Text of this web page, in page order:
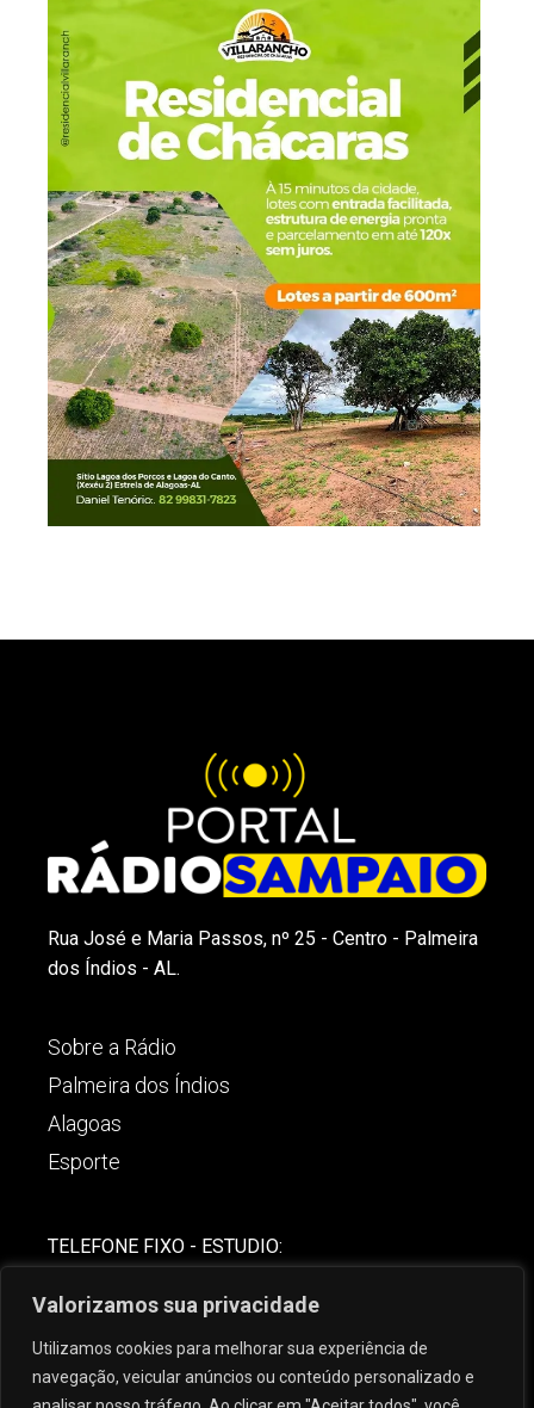
Valorizamos sua privacidade
Utilizamos cookies para melhorar sua experiência de
navegação, veicular anúncios ou conteúdo personalizado e
Rua José e Maria Passos, nº 25 - Centro - Palmeira
dos Índios - AL.
Sobre a Rádio
Palmeira dos Índios
Alagoas
Esporte
TELEFONE FIXO - ESTUDIO:
(82) 99621-8806